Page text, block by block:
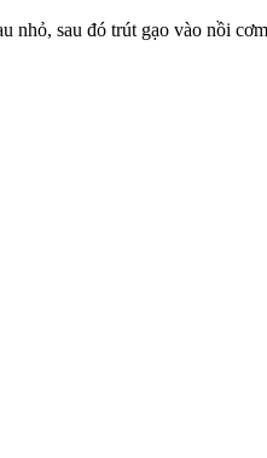
nhỏ, sau đó trút gạo vào nồi